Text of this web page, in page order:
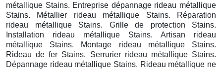
métallique Stains. Entreprise dépannage rideau métallique
Stains. Métallier rideau métallique Stains. Réparation
rideau métallique Stains. Grille de protection Stains.
Installation rideau métallique Stains. Artisan rideau
métallique Stains. Montage rideau métallique Stains.
Rideau de fer Stains. Serrurier rideau métallique Stains.
Dépannage rideau métallique Stains. Rideau métallique ne